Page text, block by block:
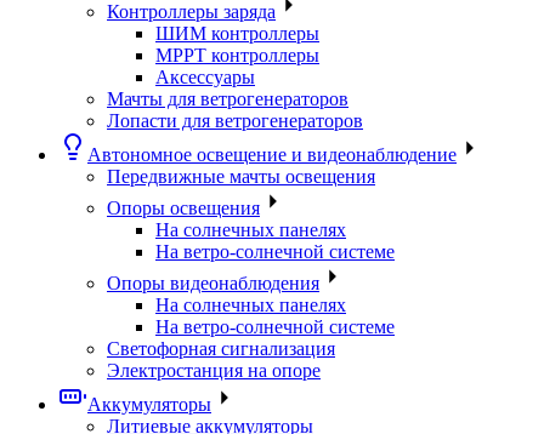
Контроллеры заряда
ШИМ контроллеры
МРРТ контроллеры
Аксессуары
Мачты для ветрогенераторов
Лопасти для ветрогенераторов
Автономное освещение и видеонаблюдение
Передвижные мачты освещения
Опоры освещения
На солнечных панелях
На ветро-солнечной системе
Опоры видеонаблюдения
На солнечных панелях
На ветро-солнечной системе
Светофорная сигнализация
Электростанция на опоре
Аккумуляторы
Литиевые аккумуляторы